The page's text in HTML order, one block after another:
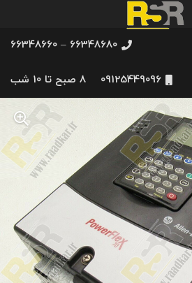
66348680 – 66348660
09125449096 8 صبح تا 10 شب